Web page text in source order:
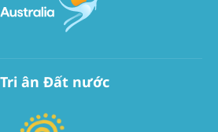
ân Đất nước